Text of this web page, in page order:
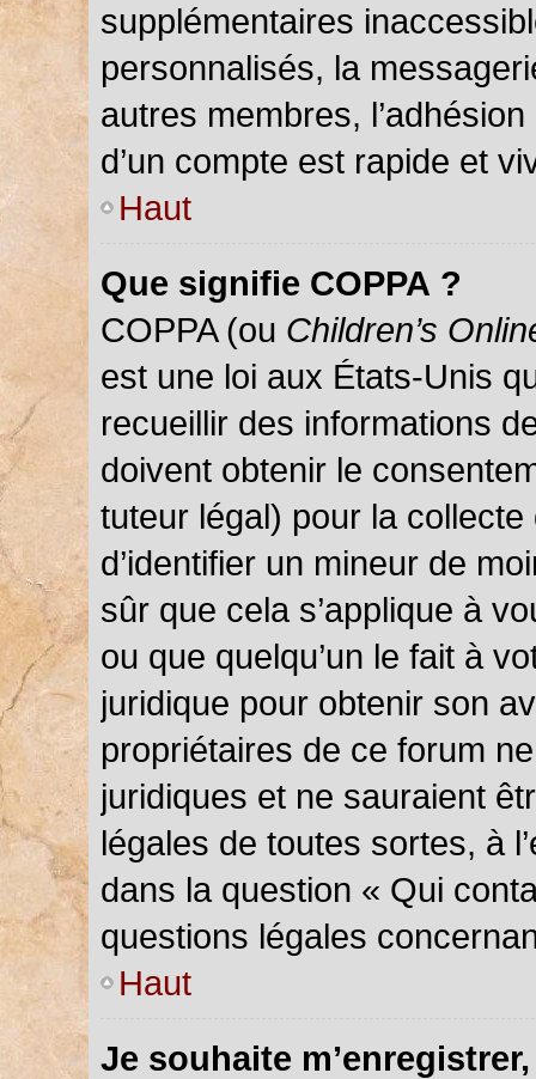
supplémentaires
personnalisés, la
autres membres,
d’un compte est rapide et
Haut
Que signifie COPPA ?
COPPA (ou Children’s
est une loi aux États-Unis
recueillir des informations
doivent obtenir le
tuteur légal) pour la
d’identifier un mineur de
sûr que cela s’applique à
ou que quelqu’un le fait à
juridique pour obtenir son
propriétaires de ce forum
juridiques et ne sauraient
légales de toutes sortes, à
dans la question « Qui
questions légales
Haut
Je souhaite